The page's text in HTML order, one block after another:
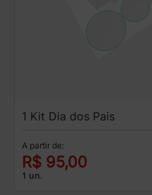
1 Kit Dia dos Pais
A partir de:
R$ 95,00
1 un.